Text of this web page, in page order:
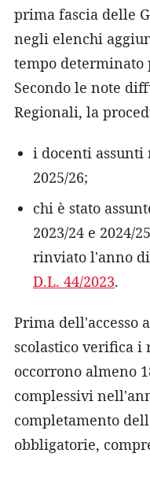
prima fascia delle
negli elenchi
tempo
Secondo le note
Regionali, la
i docenti assunti
2025/26;
chi è stato
2023/24 e 2024/
rinviato l'anno
D.L. 44/2023.
Prima dell'accesso
scolastico verifica
occorrono almeno
complessivi
completamento
obbligatorie,